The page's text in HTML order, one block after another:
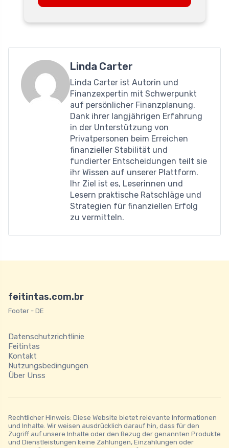
Linda Carter
Linda Carter ist Autorin und
Finanzexpertin mit Schwerpunkt
auf persönlicher Finanzplanung.
Dank ihrer langjährigen Erfahrung
in der Unterstützung von
Privatpersonen beim Erreichen
finanzieller Stabilität und
fundierter Entscheidungen teilt sie
ihr Wissen auf unserer Plattform.
Ihr Ziel ist es, Leserinnen und
Lesern praktische Ratschläge und
Strategien für finanziellen Erfolg
zu vermitteln.
feitintas.com.br
Footer - DE
Datenschutzrichtlinie
Feitintas
Kontakt
Nutzungsbedingungen
Über Unss
Rechtlicher Hinweis: Diese Website bietet relevante Informationen
und Inhalte. Wir weisen ausdrücklich darauf hin, dass für den
Zugriff auf unsere Inhalte oder den Bezug der genannten Produkte
und Dienstleistungen keine Zahlungen, Einzahlungen oder